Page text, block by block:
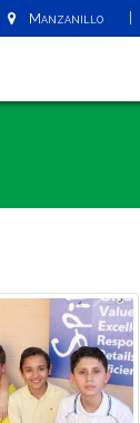
Manzanillo